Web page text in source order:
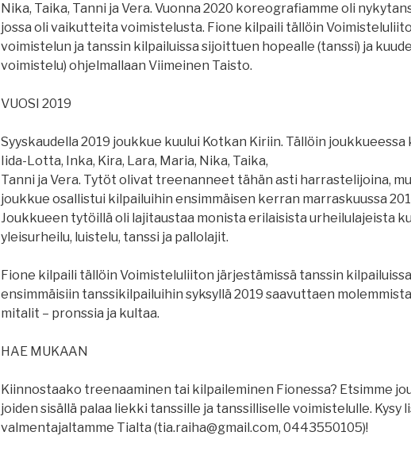
Nika, Taika, Tanni ja Vera. Vuonna 2020 koreografiamme oli
jossa oli vaikutteita voimistelusta. Fione kilpaili tällöin
voimistelun ja tanssin kilpailuissa sijoittuen hopealle (tanssi) ja
voimistelu) ohjelmallaan Viimeinen Taisto.
VUOSI 2019
Syyskaudella 2019 joukkue kuului Kotkan Kiriin. Tällöin joukkueessa
Iida-Lotta, Inka, Kira, Lara, Maria, Nika, Taika,
Tanni ja Vera. Tytöt olivat treenanneet tähän asti harrastelijoina,
joukkue osallistui kilpailuihin ensimmäisen kerran marraskuussa
Joukkueen tytöillä oli lajitaustaa monista erilaisista urheilulajeista
yleisurheilu, luistelu, tanssi ja pallolajit.
Fione kilpaili tällöin Voimisteluliiton järjestämissä tanssin
ensimmäisiin tanssikilpailuihin syksyllä 2019 saavuttaen
mitalit – pronssia ja kultaa.
HAE MUKAAN
Kiinnostaako treenaaminen tai kilpaileminen Fionessa? Etsimme
joiden sisällä palaa liekki tanssille ja tanssilliselle voimistelulle.
valmentajaltamme Tialta (tia.raiha@gmail.com, 0443550105)!